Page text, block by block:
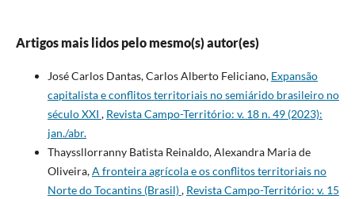
Artigos mais lidos pelo mesmo(s) autor(es)
José Carlos Dantas, Carlos Alberto Feliciano, Expansão
capitalista e conflitos territoriais no semiárido brasileiro no
século XXI , Revista Campo-Território: v. 18 n. 49 (2023):
jan./abr.
Thayssllorranny Batista Reinaldo, Alexandra Maria de
Oliveira,A fronteira agrícola e os conflitos territoriais no
Norte do Tocantins (Brasil), Revista Campo-Território: v. 15